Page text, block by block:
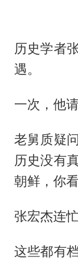
历史学者
遇。
一次，他
老舅质疑
历史没有
朝鲜，你
张宏杰连
这些都有